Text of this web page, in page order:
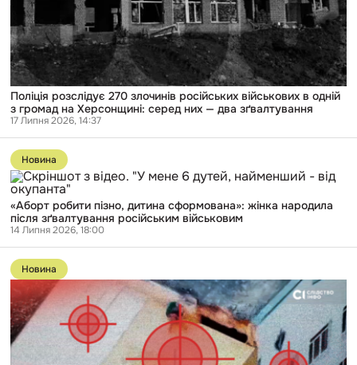
одній
громад
на
Херсонщині:
серед
них
два
зґвалтування
Поліція розслідує 270 злочинів російських військових в одній
з громад на Херсонщині: серед них — два зґвалтування
17 Липня 2026, 14:37
Перейти
до
публікації
«Аборт
робити
пізно,
дитина
сформована»:
жінка
народила
після
зґвалтування
російським
військовим
Новина
«Аборт робити пізно, дитина сформована»: жінка народила
після зґвалтування російським військовим
14 Липня 2026, 18:00
Перейти
до
публікації
Через
атаки
FPV-
дронів
за
останні
Новина